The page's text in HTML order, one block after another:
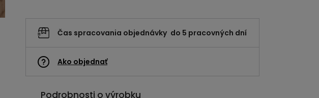
Čas spracovania objednávky do 5 pracovných dní
Ako objednať
Podrobnosti o výrobku